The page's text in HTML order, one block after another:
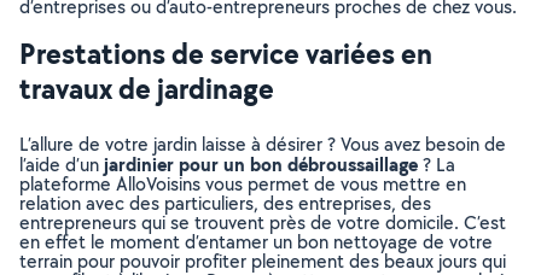
d’entreprises ou d’auto-entrepreneurs proches de chez vous.
Prestations de service variées en
travaux de jardinage
L’allure de votre jardin laisse à désirer ? Vous avez besoin de
l’aide d’unjardinier pour un bon débroussaillage? La
plateforme AlloVoisins vous permet de vous mettre en
relation avec des particuliers, des entreprises, des
entrepreneurs qui se trouvent près de votre domicile. C’est
en effet le moment d’entamer un bon nettoyage de votre
terrain pour pouvoir profiter pleinement des beaux jours qui